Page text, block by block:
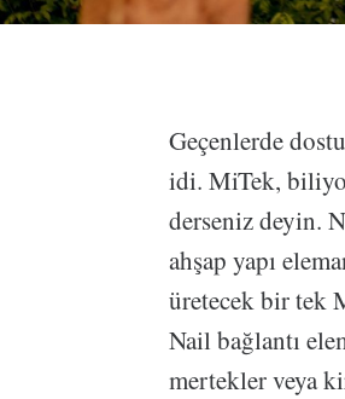
Geçenlerde
idi. MiTek,
derseniz deyin.
ahşap yapı
üretecek bir tek
Nail bağlantı
mertekler veya